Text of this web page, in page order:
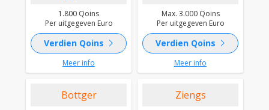
1.800 Qoins
Per uitgegeven Euro
Verdien Qoins chevron_right
Meer info
Max. 3.000 Qoins
Per uitgegeven Euro
Verdien Qoins chevron_right
Meer info
Bottger Ziengs